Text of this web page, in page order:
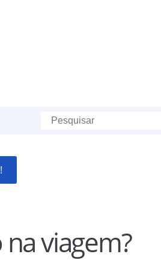
viagem?